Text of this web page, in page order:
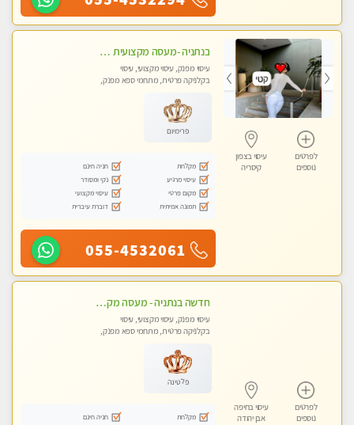
לפרטים
נוספים
עיסוי בצפון
קיסריה
בנתניה -מעסה מקצועית איכותית עיסוי מפנק ברמה אחרת !!!
עיסוי מפנק, עיסוי מקצועי, עיסוי
בקלניקה פרטית, מתחמי ספא מפנק,
פרימיום
מקלחת
חניה חינם
עיסוי מרגיע
נקי ומסודר
מקום פרטי
עיסוי מקצועי
תמונה אמיתית
דוברת עיברית
055-4532061
לפרטים
נוספים
עיסוי בחיפה
אבן יהודה
חדשה בנתניה - מעסה מקצועית מהממת ובלתי נשכחת !!!!
עיסוי מפנק, עיסוי מקצועי, עיסוי
בקלניקה פרטית, מתחמי ספא מפנק,
פלטינה
מקלחת
חניה חינם